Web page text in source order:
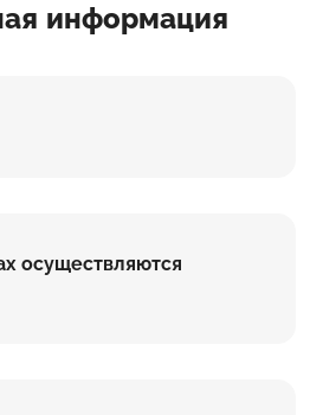
информация
осуществляются